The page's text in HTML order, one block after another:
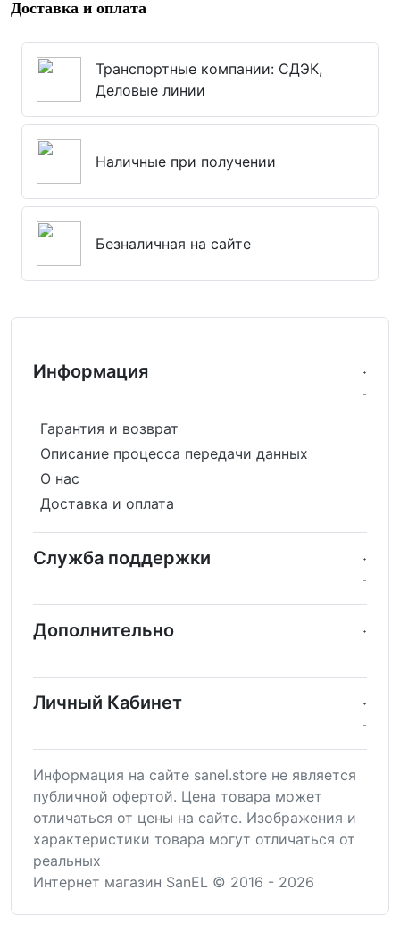
Доставка и оплата
Транспортные компании: СДЭК,
Деловые линии
Наличные при получении
Безналичная на сайте
Информация
Гарантия и возврат
Описание процесса передачи данных
О нас
Доставка и оплата
Служба поддержки
Дополнительно
Личный Кабинет
Информация на сайте sanel.store не является
публичной офертой. Цена товара может
отличаться от цены на сайте. Изображения и
характеристики товара могут отличаться от
реальных
Интернет магазин SanEL © 2016 - 2026